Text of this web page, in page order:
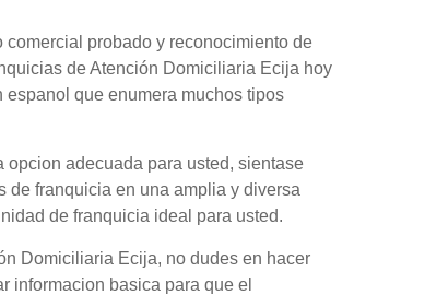
probado y reconocimiento de
de Atención Domiciliaria Ecija hoy
que enumera muchos tipos
adecuada para usted, sientase
de franquicia en una amplia y diversa
de franquicia ideal para usted.
Domiciliaria Ecija, no dudes en hacer
informacion basica para que el